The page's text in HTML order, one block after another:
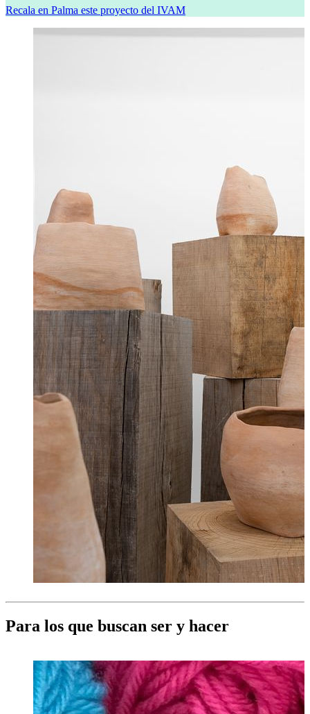
A media lumbre: material y memoria
Para los que buscan ser y hacer